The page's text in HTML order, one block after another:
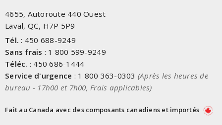
4655, Autoroute 440 Ouest
Laval, QC, H7P 5P9
Tél. : 450 688-9249
Sans frais : 1 800 599-9249
Téléc. : 450 686-1444
Service d'urgence : 1 800 363-0303 (Après les heures de
bureau - 17h00 et 7h00, Frais applicables)
Fait au Canada avec des composants canadiens et importés